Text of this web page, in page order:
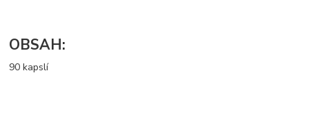
OBSAH:
90 kapslí